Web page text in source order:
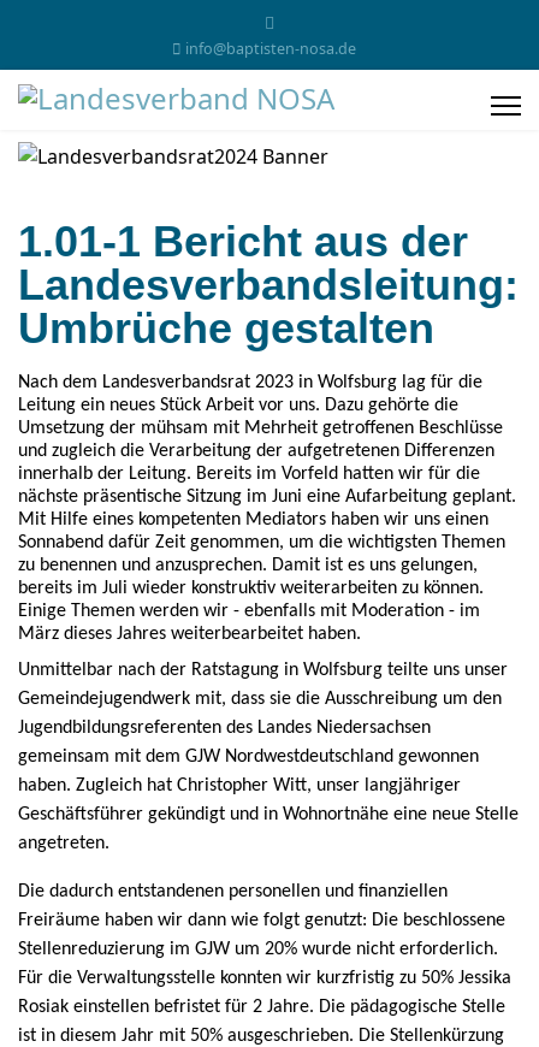
info@baptisten-nosa.de
1.01-1 Bericht aus der
Landesverbandsleitung:
Umbrüche gestalten
Nach dem Landesverbandsrat 2023 in Wolfsburg lag für die
Leitung ein neues Stück Arbeit vor uns. Dazu gehörte die
Umsetzung der mühsam mit Mehrheit getroffenen Beschlüsse
und zugleich die Verarbeitung der aufgetretenen Differenzen
innerhalb der Leitung. Bereits im Vorfeld hatten wir für die
nächste präsentische Sitzung im Juni eine Aufarbeitung geplant.
Mit Hilfe eines kompetenten Mediators haben wir uns einen
Sonnabend dafür Zeit genommen, um die wichtigsten Themen
zu benennen und anzusprechen. Damit ist es uns gelungen,
bereits im Juli wieder konstruktiv weiterarbeiten zu können.
Einige Themen werden wir - ebenfalls mit Moderation - im
März dieses Jahres weiterbearbeitet haben.
Unmittelbar nach der Ratstagung in Wolfsburg teilte uns unser
Gemeindejugendwerk mit, dass sie die Ausschreibung um den
Jugendbildungsreferenten des Landes Niedersachsen
gemeinsam mit dem GJW Nordwestdeutschland gewonnen
haben. Zugleich hat Christopher Witt, unser langjähriger
Geschäftsführer gekündigt und in Wohnortnähe eine neue Stelle
angetreten.
Die dadurch entstandenen personellen und finanziellen
Freiräume haben wir dann wie folgt genutzt: Die beschlossene
Stellenreduzierung im GJW um 20% wurde nicht erforderlich.
Für die Verwaltungsstelle konnten wir kurzfristig zu 50% Jessika
Rosiak einstellen befristet für 2 Jahre. Die pädagogische Stelle
ist in diesem Jahr mit 50% ausgeschrieben. Die Stellenkürzung